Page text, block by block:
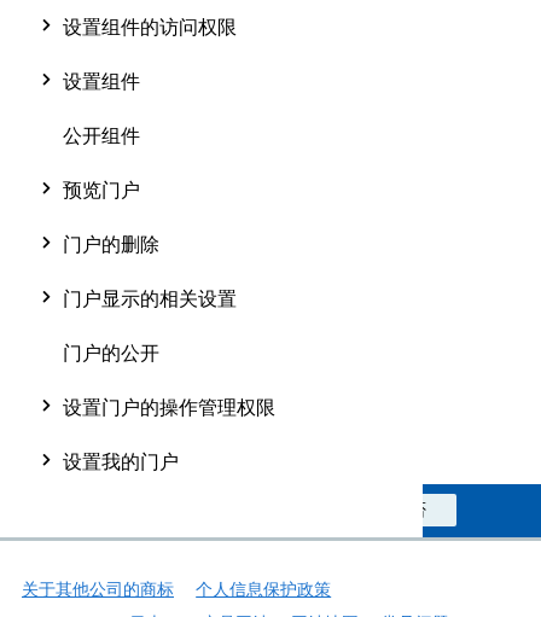
设置组件的访问权限
设置组件
公开组件
预览门户
门户的删除
门户显示的相关设置
门户的公开
设置门户的操作管理权限
设置我的门户
否
关于其他公司的商标
个人信息保护政策